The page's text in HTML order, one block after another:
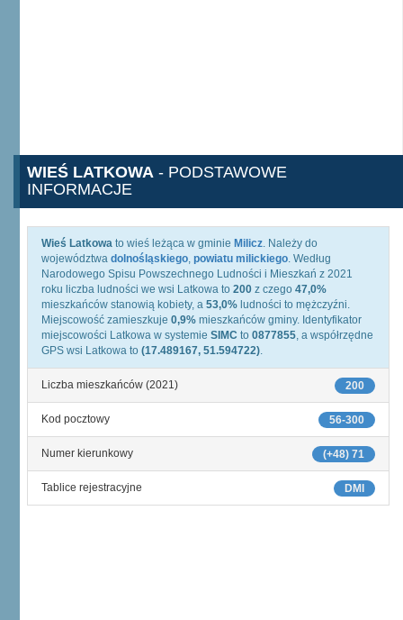
WIEŚ LATKOWA - PODSTAWOWE
INFORMACJE
Wieś Latkowa to wieś leżąca w gminie Milicz. Należy do
województwa dolnośląskiego, powiatu milickiego. Według
Narodowego Spisu Powszechnego Ludności i Mieszkań z 2021
roku liczba ludności we wsi Latkowa to 200 z czego 47,0%
mieszkańców stanowią kobiety, a 53,0% ludności to mężczyźni.
Miejscowość zamieszkuje 0,9% mieszkańców gminy. Identyfikator
miejscowości Latkowa w systemie SIMC to 0877855, a współrzędne
GPS wsi Latkowa to (17.489167, 51.594722).
200
Liczba mieszkańców (2021)
56-300
Kod pocztowy
(+48) 71
Numer kierunkowy
DMI
Tablice rejestracyjne